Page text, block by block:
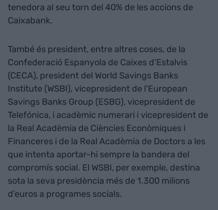
tenedora al seu torn del 40% de les accions de
Caixabank.
També és president, entre altres coses, de la
Confederació Espanyola de Caixes d’Estalvis
(CECA), president del World Savings Banks
Institute (WSBI), vicepresident de l’European
Savings Banks Group (ESBG), vicepresident de
Telefónica, i acadèmic numerari i vicepresident de
la Real Acadèmia de Ciències Econòmiques i
Financeres i de la Real Acadèmia de Doctors a les
que intenta aportar-hi sempre la bandera del
compromís social. El WSBI, per exemple, destina
sota la seva presidència més de 1.300 milions
d’euros a programes socials.